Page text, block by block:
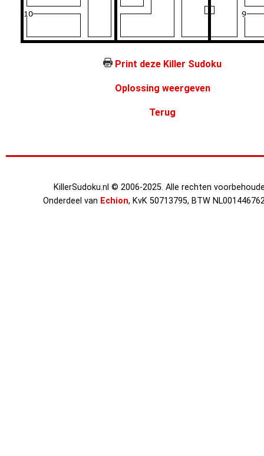
Print deze Killer Sudoku
Oplossing weergeven
Terug
KillerSudoku.nl © 2006-2025. Alle rechten
Onderdeel van Echion, KvK 50713795, BTW